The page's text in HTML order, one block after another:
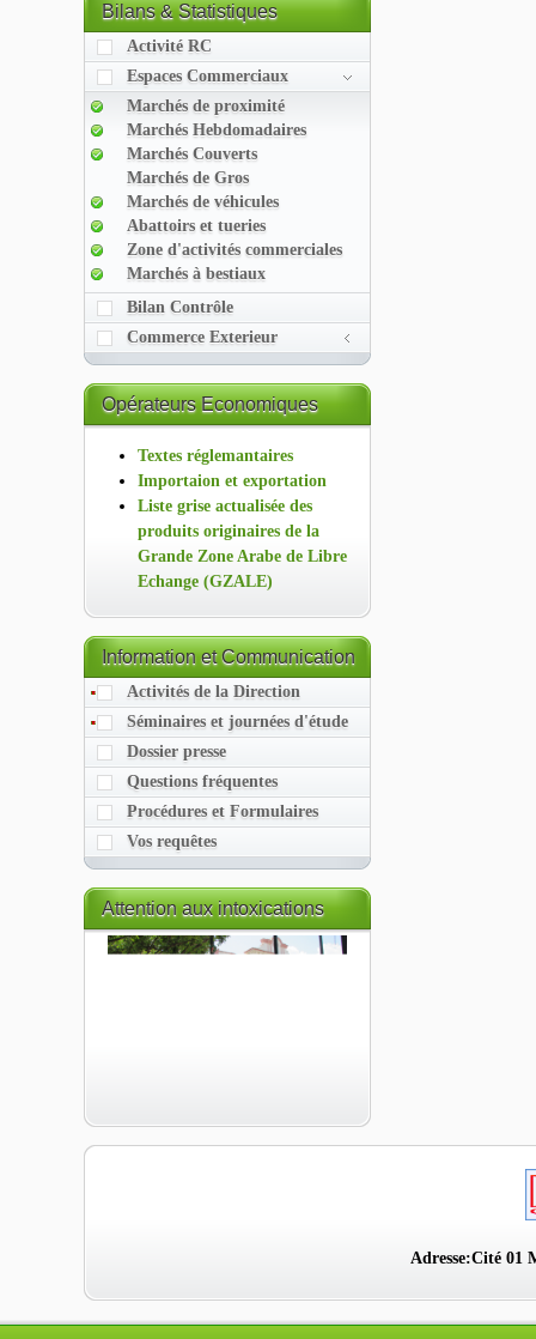
Bilans& Statistiques
Activité RC
Espaces Commerciaux
Marchés de proximité
Marchés Hebdomadaires
Marchés Couverts
Marchés de Gros
Marchés de véhicules
Abattoirs et tueries
Zone d'activités commerciales
Marchés à bestiaux
Bilan Contrôle
Commerce Exterieur
OpérateursEconomiques
Textes réglemantaires
Importaion et exportation
Liste grise actualisée des
produits originaires de la
Grande Zone Arabe de Libre
Echange (GZALE)
Informationet Communication
Activités de la Direction
Séminaires et journées d'étude
Dossier presse
Questions fréquentes
Procédures et Formulaires
Vos requêtes
Attentionaux intoxications
alimentaires
Adresse:Cité